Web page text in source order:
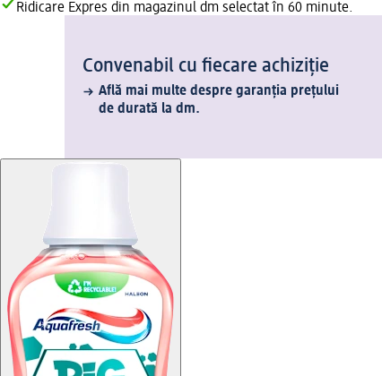
Ridicare Expres din magazinul dm selectat în 60 minute.
Convenabil cu fiecare achiziție
Află mai multe despre garanția prețului
de durată la dm.